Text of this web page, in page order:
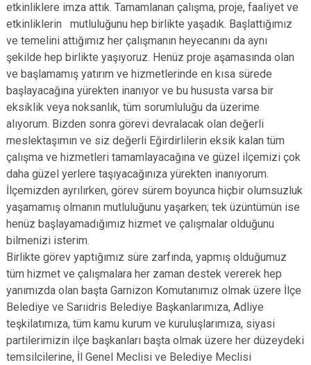
etkinliklere imza attık. Tamamlanan çalışma, proje, faaliyet ve
etkinliklerin mutluluğunu hep birlikte yaşadık. Başlattığımız
ve temelini attığımız her çalışmanın heyecanını da aynı
şekilde hep birlikte yaşıyoruz. Henüz proje aşamasında olan
ve başlamamış yatırım ve hizmetlerinde en kısa sürede
başlayacağına yürekten inanıyor ve bu hususta varsa bir
eksiklik veya noksanlık, tüm sorumluluğu da üzerime
alıyorum. Bizden sonra görevi devralacak olan değerli
meslektaşımın ve siz değerli Eğirdirlilerin eksik kalan tüm
çalışma ve hizmetleri tamamlayacağına ve güzel ilçemizi çok
daha güzel yerlere taşıyacağınıza yürekten inanıyorum.
İlçemizden ayrılırken, görev sürem boyunca hiçbir olumsuzluk
yaşamamış olmanın mutluluğunu yaşarken; tek üzüntümün ise
henüz başlayamadığımız hizmet ve çalışmalar olduğunu
bilmenizi isterim.
Birlikte görev yaptığımız süre zarfında, yapmış olduğumuz
tüm hizmet ve çalışmalara her zaman destek vererek hep
yanımızda olan başta Garnizon Komutanımız olmak üzere İlçe
Belediye ve Sarıidris Belediye Başkanlarımıza, Adliye
teşkilatımıza, tüm kamu kurum ve kuruluşlarımıza, siyasi
partilerimizin ilçe başkanları başta olmak üzere her düzeydeki
temsilcilerine, İl Genel Meclisi ve Belediye Meclisi